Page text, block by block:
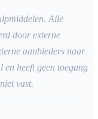
Alle
door externe
aanbieders naar
heeft geen toegang
vast.